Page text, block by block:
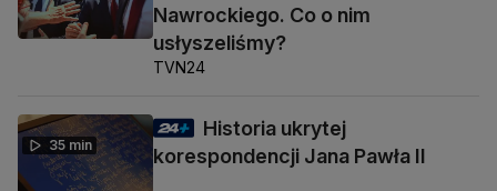
Nawrockiego. Co o nim
usłyszeliśmy?
TVN24
35 min
Historia ukrytej
korespondencji Jana Pawła II